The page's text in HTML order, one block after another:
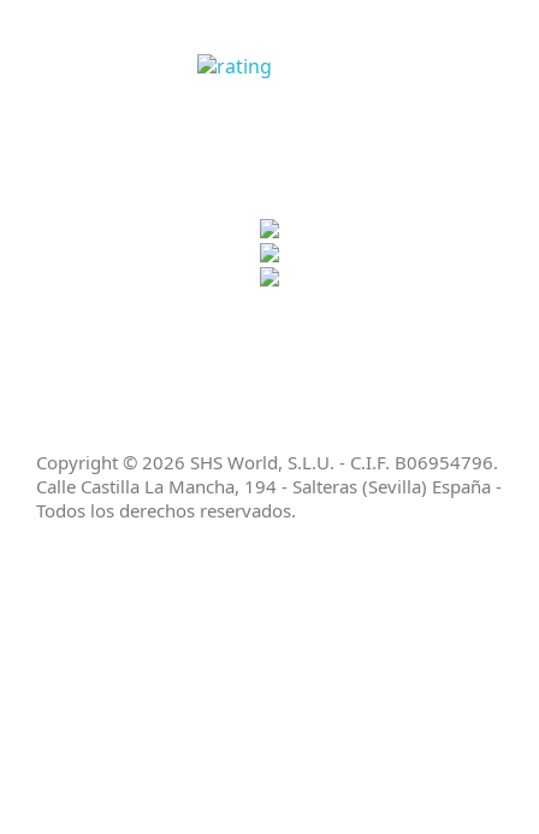
OPINIONES CLIENTES
Copyright © 2026 SHS World, S.L.U. - C.I.F. B06954796.
Calle Castilla La Mancha, 194 - Salteras (Sevilla) España -
Todos los derechos reservados.